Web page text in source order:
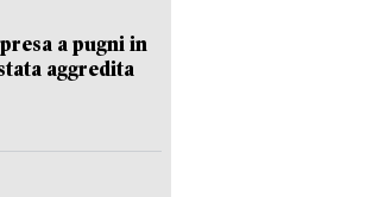
a pugni in
aggredita